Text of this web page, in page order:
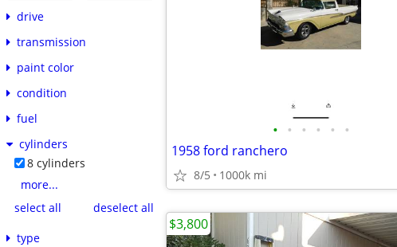
drive
transmission
paint color
condition
fuel
cylinders
8 cylinders
more...
select all
deselect all
type
• • • • • •
1958 ford ranchero
8/5 1000k mi
$3,800